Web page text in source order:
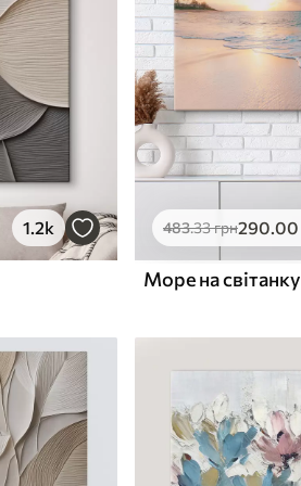
1.2k 483.33грн290.00
Море на світанку